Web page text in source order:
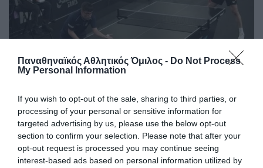
Παναθηναϊκός Αθλητικός Όμιλος - Do Not Process
My Personal Information
If you wish to opt-out of the sale, sharing to third parties, or
processing of your personal or sensitive information for
targeted advertising by us, please use the below opt-out
section to confirm your selection. Please note that after your
opt-out request is processed you may continue seeing
interest-based ads based on personal information utilized by
Θετικό ξεκίνημα για τον Γκιώνη
στην Κροατία
Ο Παναγιώτης Γκιώνης προκρίθηκε στον δεύτερο
προκριματικό γύρο του World Table Tennis Contender του